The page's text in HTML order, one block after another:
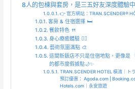
8人的包棟與套房，是三五好友深度體驗
👉 官方網站：TRAN.SCENDER®
客房 & 住宿選擇 🛏️
餐飲特色 🍴
身心療癒體驗 🧖‍♀️
藝術氛圍滿點 🎨
這間新飯店不只是住宿地點，更像是
的都市度假據點🌙✨
TRAN.SCENDER HOTEL 橫濱｜ト
預訂優惠： Agoda.com |
Hotels.com｜永安旅遊